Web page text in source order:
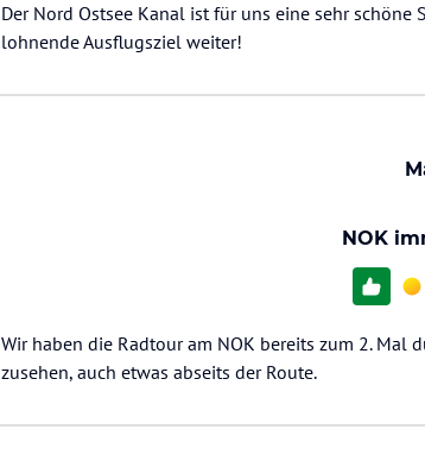
Der Nord Ostsee Kanal ist für uns eine sehr
lohnende Ausflugsziel weiter!
NOK
Wir haben die Radtour am NOK bereits zum 2.
zusehen, auch etwas abseits der Route.